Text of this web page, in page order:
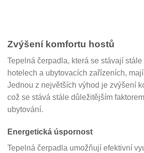
Zvýšení komfortu hostů
Tepelná čerpadla, která se stávají
hotelech a ubytovacích zařízeních,
Jednou z největších výhod je zvýšení
což se stává stále důležitějším
ubytování.
Energetická úspornost
Tepelná čerpadla umožňují efektivní